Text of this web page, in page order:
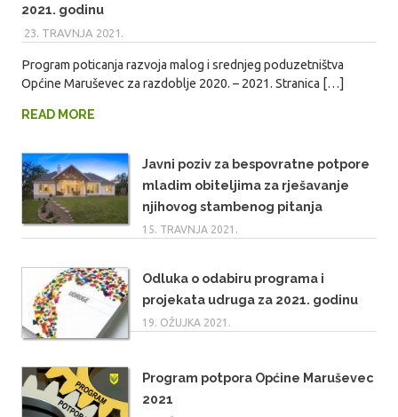
2021. godinu
23. TRAVNJA 2021.
Program poticanja razvoja malog i srednjeg poduzetništva
Općine Maruševec za razdoblje 2020. – 2021. Stranica […]
READ MORE
Javni poziv za bespovratne potpore
mladim obiteljima za rješavanje
njihovog stambenog pitanja
15. TRAVNJA 2021.
Odluka o odabiru programa i
projekata udruga za 2021. godinu
19. OŽUJKA 2021.
Program potpora Općine Maruševec
2021